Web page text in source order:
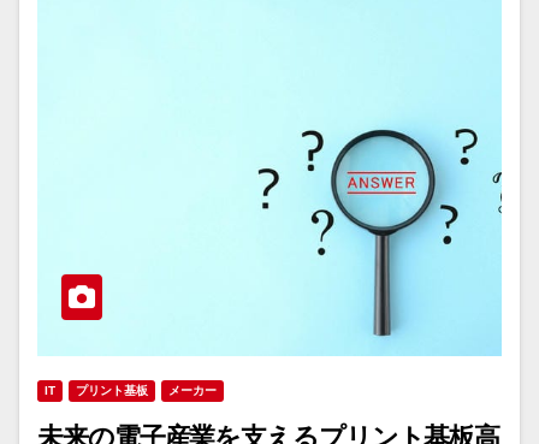
IT プリント基板 メーカー